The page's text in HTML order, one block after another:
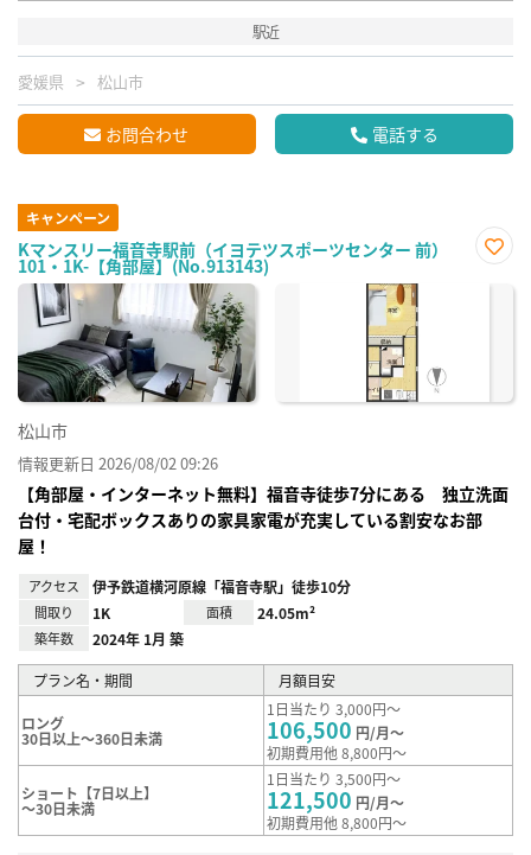
駅近
愛媛県 松山市
お問合わせ 電話する
キャンペーン
Kマンスリー福音寺駅前（イヨテツスポーツセンター 前）
101・1K-【角部屋】(No.913143)
に入
松山市
情報更新日 2026/08/02 09:26
【角部屋・インターネット無料】福音寺徒歩7分にある 独立洗面
台付・宅配ボックスありの家具家電が充実している割安なお部
屋！
アクセス 伊予鉄道横河原線「福音寺駅」徒歩10分
間取り 1K 面積 24.05m²
築年数 2024年 1月 築
プラン名・期間 月額目安
ロング
30日以上～360日未満
1日当たり 3,000円～
106,500 円/月～
初期費用他 8,800円～
ショート【7日以上】
～30日未満
1日当たり 3,500円～
121,500 円/月～
初期費用他 8,800円～